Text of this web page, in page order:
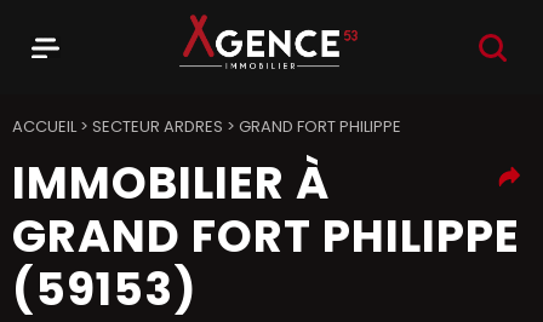
ACCUEIL> SECTEUR ARDRES > GRAND FORT PHILIPPE
IMMOBILIER À
GRAND FORT PHILIPPE
(59153)